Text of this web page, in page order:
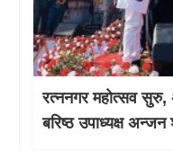
रत्ननगर महोत्सव सुरु,
बरिष्ठ उपाध्यक्ष अन्जन